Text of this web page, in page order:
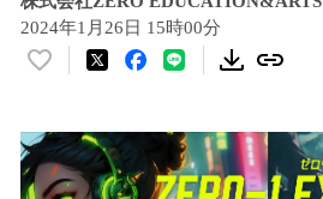
2024年1月26日 15時00分
い
！
数